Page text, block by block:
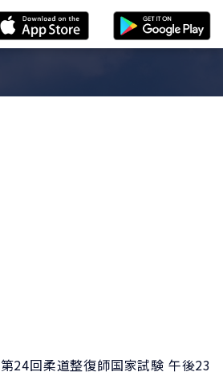
第24回柔道整復師国家試験 午後23